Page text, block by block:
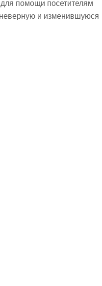
помощи посетителям
и изменившуюся